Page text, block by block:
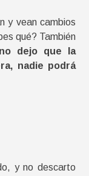
y vean cambios
qué? También
dejo que la
nadie podrá
y no descarto